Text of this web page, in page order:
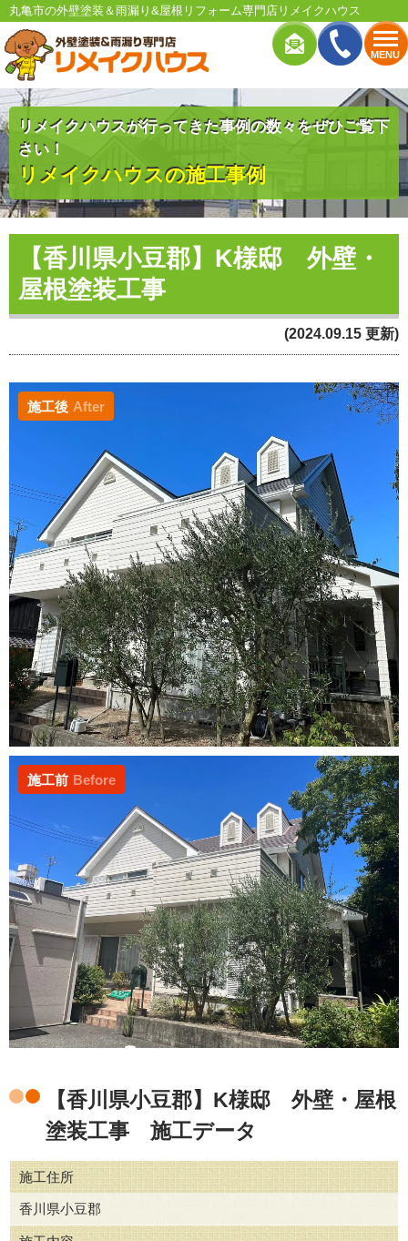
MENU
丸亀市の外壁塗装＆雨漏り&屋根リフォーム専門店リメイクハウス
リメイクハウスが行ってきた事例の数々をぜひご覧下
さい！
リメイクハウスの施工事例
【香川県小豆郡】K様邸 外壁・
屋根塗装工事
(2024.09.15 更新)
施工後 After
施工前 Before
【香川県小豆郡】K様邸 外壁・屋根
塗装工事 施工データ
施工住所
香川県小豆郡